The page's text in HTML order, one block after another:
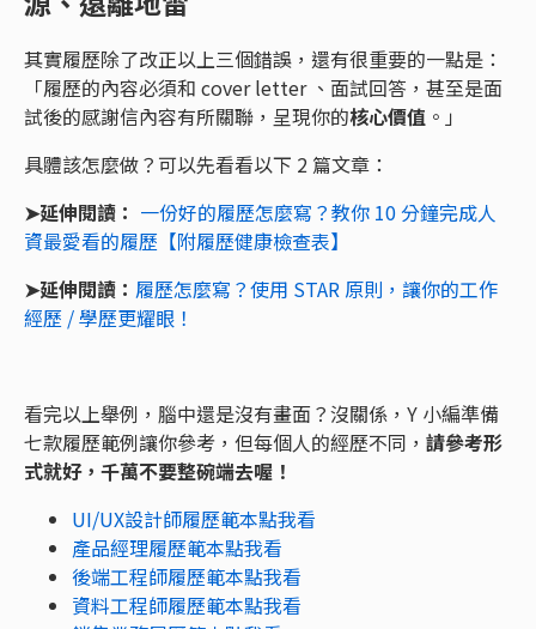
其實履歷除了改正以上三個錯誤，還有很重要的一點是：
「履歷的內容必須和 cover letter 、面試回答，甚至是面
試後的感謝信內容有所關聯，呈現你的核心價值 。」
具體該怎麼做？可以先看看以下 2 篇文章：
➤延伸閱讀： 一份好的履歷怎麼寫？教你 10 分鐘完成人
資最愛看的履歷【附履歷健康檢查表】
➤延伸閱讀： 履歷怎麼寫？使用 STAR 原則，讓你的工作
經歷 / 學歷更耀眼！
看完以上舉例，腦中還是沒有畫面？沒關係，Y 小編準備
七款履歷範例讓你參考，但每個人的經歷不同， 請參考形
式就好，千萬不要整碗端去喔！
UI/UX設計師履歷範本點我看
產品經理履歷範本點我看
後端工程師履歷範本點我看
資料工程師履歷範本點我看